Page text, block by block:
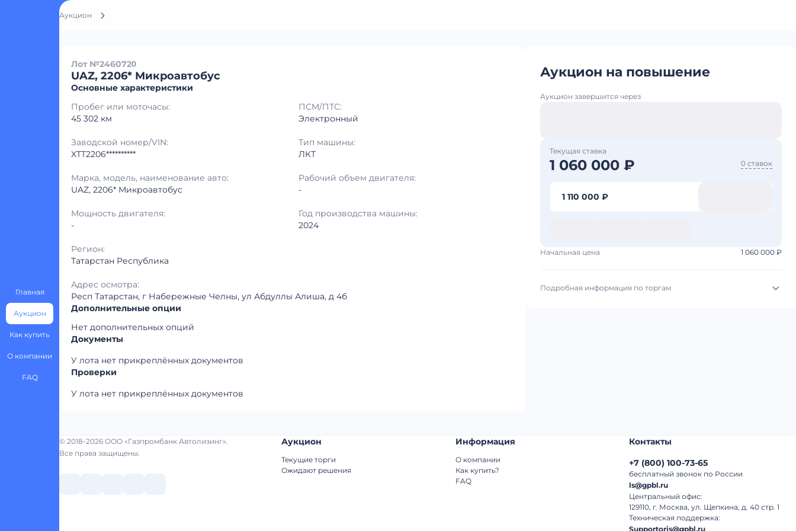
Главная
Аукцион
Как купить
О компании
FAQ
Аукцион
Лот №2460720
UAZ, 2206* Микроавтобус
Основные характеристики
Пробег или моточасы:
45 302 км
ПСМ/ПТС:
Электронный
Заводской номер/VIN:
XTT2206**********
Тип машины:
ЛКТ
Марка, модель, наименование авто:
UAZ, 2206* Микроавтобус
Рабочий объем двигателя:
-
Мощность двигателя:
-
Год производства машины:
2024
Регион:
Татарстан Республика
Адрес осмотра:
Респ Татарстан, г Набережные Челны, ул Абдуллы Алиша, д 4б
Дополнительные опции
Нет дополнительных опций
Документы
У лота нет прикреплённых документов
Проверки
У лота нет прикреплённых документов
Аукцион на повышение
Аукцион завершится через
Текущая ставка
1 060 000 ₽ 0 ставок
1 110 000 ₽
Начальная цена 1 060 000 ₽
Подробная информация по торгам
-
Татарстан Республика
© 2018-2026 ООО «Газпромбанк Автолизинг».
Все права защищены.
Аукцион
Текущие торги
Ожидают решения
Информация
О компании
Как купить?
FAQ
Контакты
+7 (800) 100-73-65
бесплатный звонок по России
ls@gpbl.ru
Центральный офис:
129110, г. Москва, ул. Щепкина, д. 40 стр. 1
Техническая поддержка:
Supportoris@gpbl.ru